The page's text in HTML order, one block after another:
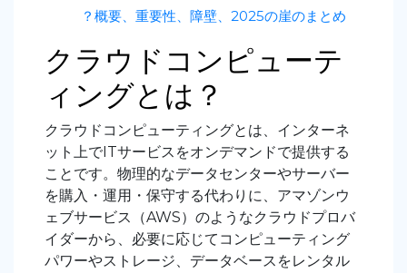
？概要、重要性、障壁、2025の崖のまとめ
クラウドコンピューテ
ィングとは？
クラウドコンピューティングとは、インターネ
ット上でITサービスをオンデマンドで提供する
ことです。物理的なデータセンターやサーバー
を購入・運用・保守する代わりに、アマゾンウ
ェブサービス（AWS）のようなクラウドプロバ
イダーから、必要に応じてコンピューティング
パワーやストレージ、データベースをレンタル